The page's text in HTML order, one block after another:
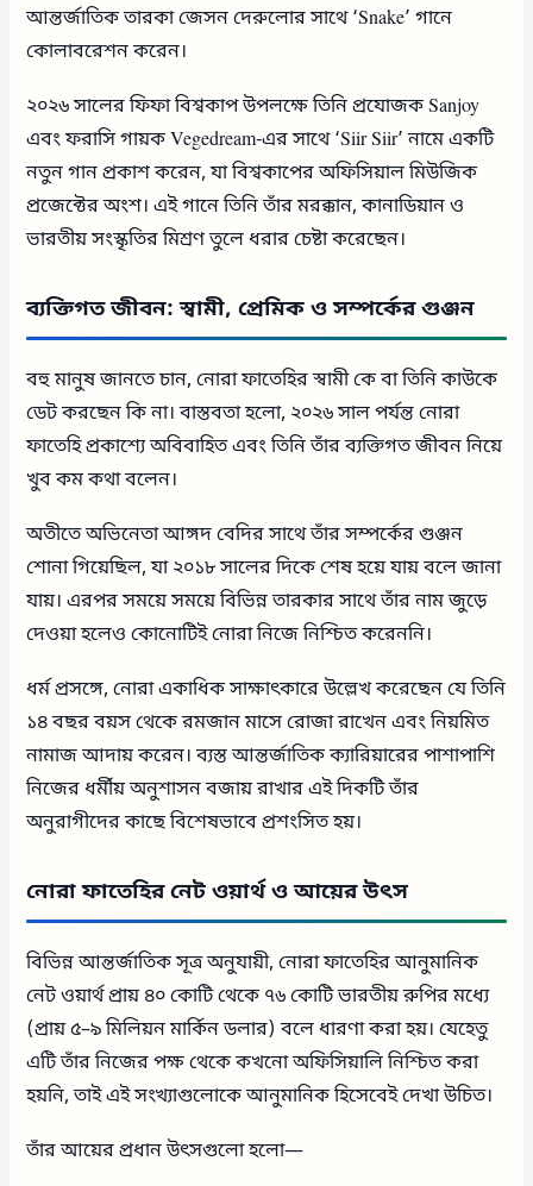
আন্তর্জাতিক তারকা জেসন দেরুলোর সাথে ‘Snake’ গানে
কোলাবরেশন করেন।
২০২৬ সালের ফিফা বিশ্বকাপ উপলক্ষে তিনি প্রযোজক Sanjoy
এবং ফরাসি গায়ক Vegedream-এর সাথে ‘Siir Siir’ নামে একটি
নতুন গান প্রকাশ করেন, যা বিশ্বকাপের অফিসিয়াল মিউজিক
প্রজেক্টের অংশ। এই গানে তিনি তাঁর মরক্কান, কানাডিয়ান ও
ভারতীয় সংস্কৃতির মিশ্রণ তুলে ধরার চেষ্টা করেছেন।
ব্যক্তিগত জীবন: স্বামী, প্রেমিক ও সম্পর্কের গুঞ্জন
বহু মানুষ জানতে চান, নোরা ফাতেহির স্বামী কে বা তিনি কাউকে
ডেট করছেন কি না। বাস্তবতা হলো, ২০২৬ সাল পর্যন্ত নোরা
ফাতেহি প্রকাশ্যে অবিবাহিত এবং তিনি তাঁর ব্যক্তিগত জীবন নিয়ে
খুব কম কথা বলেন।
অতীতে অভিনেতা আঙ্গদ বেদির সাথে তাঁর সম্পর্কের গুঞ্জন
শোনা গিয়েছিল, যা ২০১৮ সালের দিকে শেষ হয়ে যায় বলে জানা
যায়। এরপর সময়ে সময়ে বিভিন্ন তারকার সাথে তাঁর নাম জুড়ে
দেওয়া হলেও কোনোটিই নোরা নিজে নিশ্চিত করেননি।
ধর্ম প্রসঙ্গে, নোরা একাধিক সাক্ষাৎকারে উল্লেখ করেছেন যে তিনি
১৪ বছর বয়স থেকে রমজান মাসে রোজা রাখেন এবং নিয়মিত
নামাজ আদায় করেন। ব্যস্ত আন্তর্জাতিক ক্যারিয়ারের পাশাপাশি
নিজের ধর্মীয় অনুশাসন বজায় রাখার এই দিকটি তাঁর
অনুরাগীদের কাছে বিশেষভাবে প্রশংসিত হয়।
নোরা ফাতেহির নেট ওয়ার্থ ও আয়ের উৎস
বিভিন্ন আন্তর্জাতিক সূত্র অনুযায়ী, নোরা ফাতেহির আনুমানিক
নেট ওয়ার্থ প্রায় ৪০ কোটি থেকে ৭৬ কোটি ভারতীয় রুপির মধ্যে
(প্রায় ৫–৯ মিলিয়ন মার্কিন ডলার) বলে ধারণা করা হয়। যেহেতু
এটি তাঁর নিজের পক্ষ থেকে কখনো অফিসিয়ালি নিশ্চিত করা
হয়নি, তাই এই সংখ্যাগুলোকে আনুমানিক হিসেবেই দেখা উচিত।
তাঁর আয়ের প্রধান উৎসগুলো হলো—